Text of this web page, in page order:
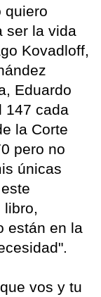
quiero
ser la vida
Kovadloff,
Eduardo
147 cada
la Corte
pero no
únicas
libro,
están en la
vos y tu